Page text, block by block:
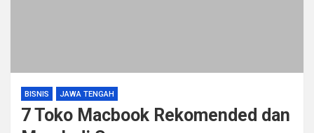
BISNIS JAWA TENGAH
7 Toko Macbook Rekomended dan